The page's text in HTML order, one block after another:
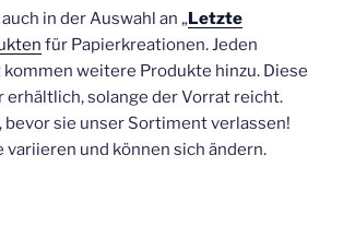
in der Auswahl an „Letzte
für Papierkreationen. Jeden
weitere Produkte hinzu. Diese
erhältlich, solange der Vorrat reicht.
bevor sie unser Sortiment verlassen!
variieren und können sich ändern.